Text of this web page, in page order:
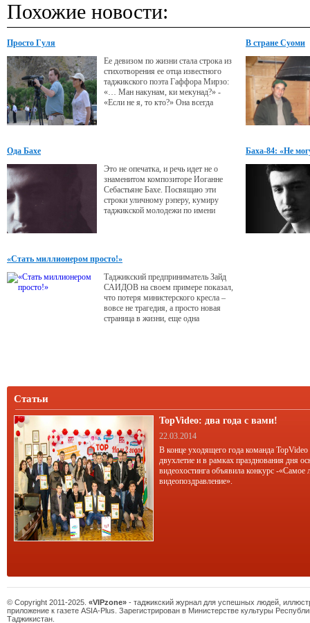
Похожие новости:
Просто Гуля
Ее девизом по жизни стала строка из
стихотворения ее отца известного
таджикского поэта Гаффора Мирзо:
«… Ман накунам, ки мекунад?» -
«Если не я, то кто?» Она всегда
киностудиях Таджикистана, России и
Франции. Она - Гульбахор Мирзоева.
Или
В стране Суоми
Ода Бахе
Это не опечатка, и речь идет не о
знаменитом композиторе Иоганне
Себастьяне Бахе. Посвящаю эти
строки уличному рэперу, кумиру
таджикской молодежи по имени
Баха-84: «Не
«Стать миллионером просто!»
Таджикский предприниматель Зайд
САИДОВ на своем примере показал,
что потеря министерского кресла –
вовсе не трагедия, а просто новая
страница в жизни, еще одна
Статьи
TopVideo: два года с вами!
22.03.2014
В конце уходящего года команда TopVideo
двухлетие и в рамках празднования дня
видеохостинга объявила конкурс -«Самое
видеопоздравление».
© Copyright 2011-2025. «VIPzone» - таджикский журнал для успешных людей,
приложение к газете ASIA-Plus. Зарегистрирован в Министерстве культуры
Таджикистан.